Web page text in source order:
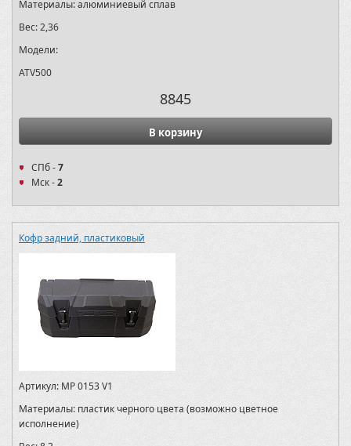
Материалы:алюминиевый сплав
Вес:2,36
Модели:
ATV500
8845
В корзину
СПб -7
Мск -2
Кофр задний, пластиковый
Артикул: MP 0153 V1
Материалы: пластик черного цвета (возможно цветное
исполнение)